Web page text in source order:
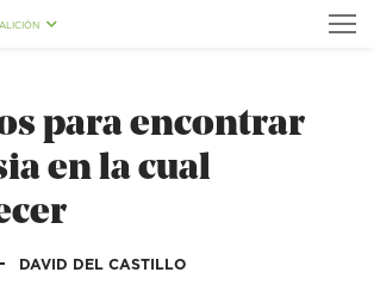
para encontrar
en la cual
DAVID DEL CASTILLO